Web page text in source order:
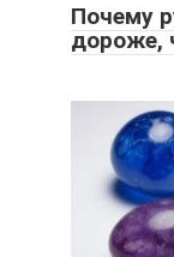
Почему
дороже,